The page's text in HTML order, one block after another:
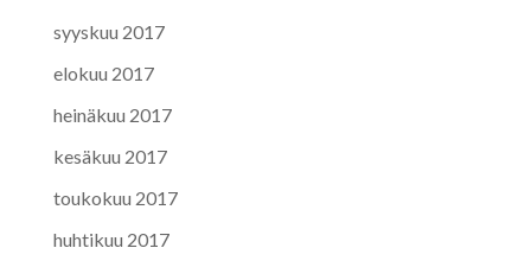
syyskuu 2017
elokuu 2017
heinäkuu 2017
kesäkuu 2017
toukokuu 2017
huhtikuu 2017